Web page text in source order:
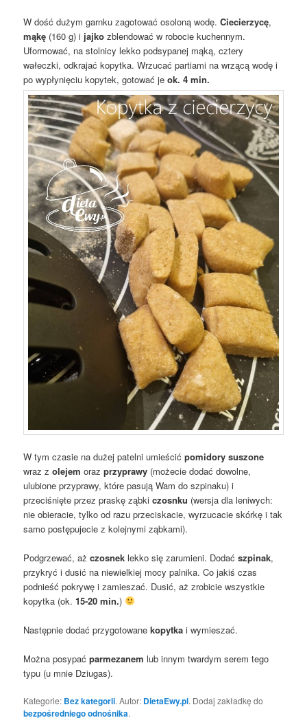
W dość dużym garnku zagotować osoloną wodę.Ciecierzycę,
mąkę (160 g) i jajko zblendować w robocie kuchennym.
Uformować, na stolnicy lekko podsypanej mąką, cztery
wałeczki, odkrajać kopytka. Wrzucać partiami na wrzącą wodę i
po wypłynięciu kopytek, gotować je ok. 4 min.
W tym czasie na dużej patelni umieścić pomidory suszone
wraz zolejem orazprzyprawy (możecie dodać dowolne,
ulubione przyprawy, które pasują Wam do szpinaku) i
przeciśnięte przez praskę ząbkiczosnku (wersja dla leniwych:
nie obieracie, tylko od razu przeciskacie, wyrzucacie skórkę i tak
samo postępujecie z kolejnymi ząbkami).
Podgrzewać, ażczosnek lekko się zarumieni. Dodaćszpinak,
przykryć i dusić na niewielkiej mocy palnika. Co jakiś czas
podnieść pokrywę i zamieszać. Dusić, aż zrobicie wszystkie
kopytka (ok.15-20 min.)
Następnie dodać przygotowane kopytka i wymieszać.
Można posypaćparmezanem lub innym twardym serem tego
typu (u mnie Dziugas).
Kategorie: Bez kategorii. Autor: DietaEwy.pl. Dodaj zakładkę do
bezpośredniego odnośnika.